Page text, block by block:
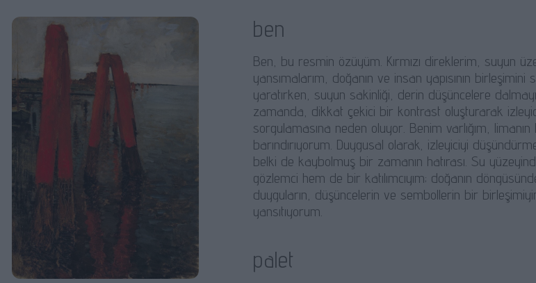
ben
Ben, bu resmin özüyüm. Kırmızı direklerim, suyun
yansımalarım, doğanın ve insan yapısının
yaratırken, suyun sakinliği, derin düşüncelere
zamanda, dikkat çekici bir kontrast oluşturarak
sorgulamasına neden oluyor. Benim varlığım,
barındırıyorum. Duygusal olarak, izleyiciyi
belki de kaybolmuş bir zamanın hatırası. Su
gözlemci hem de bir katılımcıyım; doğanın
duyguların, düşüncelerin ve sembollerin bir
yansıtıyorum.
palet